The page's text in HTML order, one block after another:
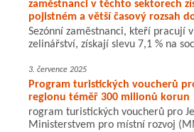
zaměstnanci v těchto sektorech
pojistném a větší časový rozsah
Sezónní zaměstnanci, kteří pracují
zelinářství, získají slevu 7,1 % na
3. července 2025
Program turistických voucherů
regionu téměř 300 milionů korun
rogram turistických voucherů pro
Ministerstvem pro místní rozvoj